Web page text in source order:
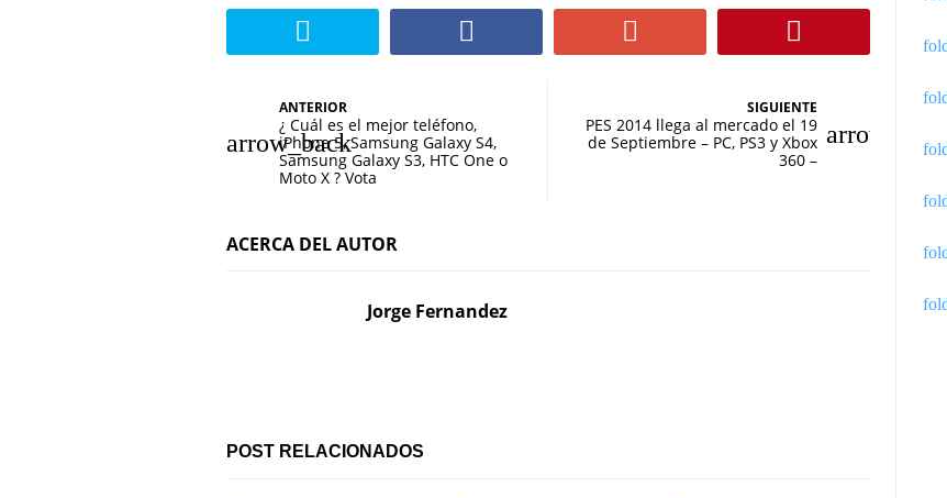
a
e
ó
ANTERIOR
¿ Cuál es el mejor teléfono,
iPhone 5, Samsung Galaxy S4,
Samsung Galaxy S3, HTC One o
Moto X ? Vota
SIGUIENTE
PES 2014 llega al mercado el 19
de Septiembre – PC, PS3 y Xbox
360 –
ACERCA DEL AUTOR
Jorge Fernandez
POST RELACIONADOS